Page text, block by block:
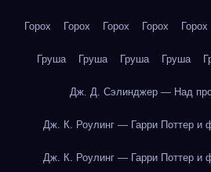
Горох Горох Горох Горох Горох
Груша Груша Груша Груша
Дж. Д. Сэлинджер — Над
Дж. К. Роулинг — Гарри Поттер и
Дж. К. Роулинг — Гарри Поттер и